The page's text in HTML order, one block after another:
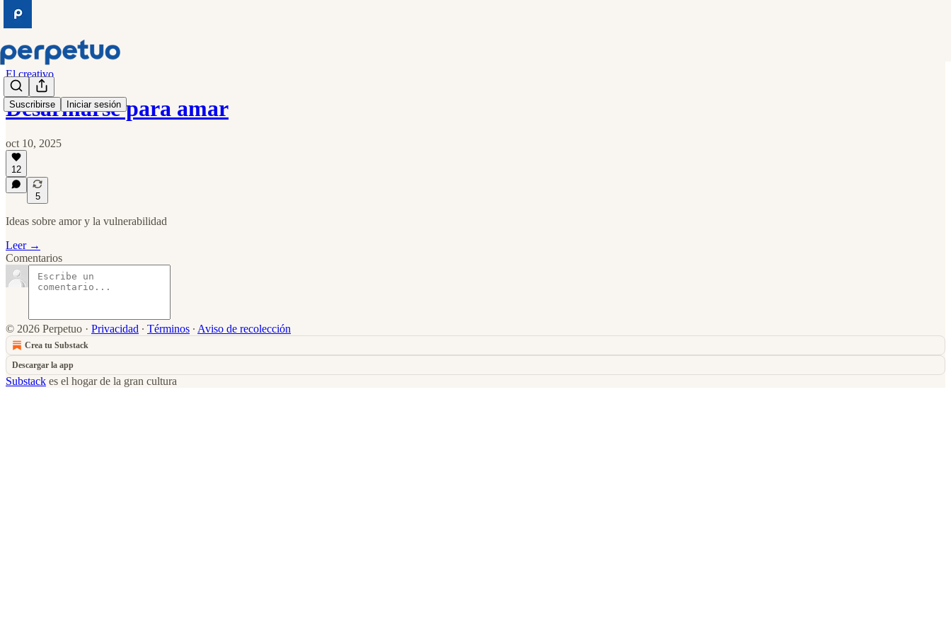
Suscribirse Iniciar sesión
El creativo
Desarmarse para amar
oct 10, 2025
12
5
Ideas sobre amor y la vulnerabilidad
Leer →
Comentarios
© 2026 Perpetuo · Privacidad ∙ Términos ∙ Aviso de recolección
Crea tu Substack
Descargar la app
Substack es el hogar de la gran cultura